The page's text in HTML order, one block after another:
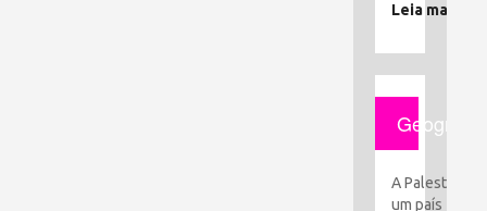
Leia mais
Geografia
A Palestina é
um país